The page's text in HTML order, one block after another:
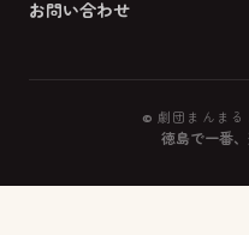
お問い合わせ
© 劇団まんま
徳島で一番